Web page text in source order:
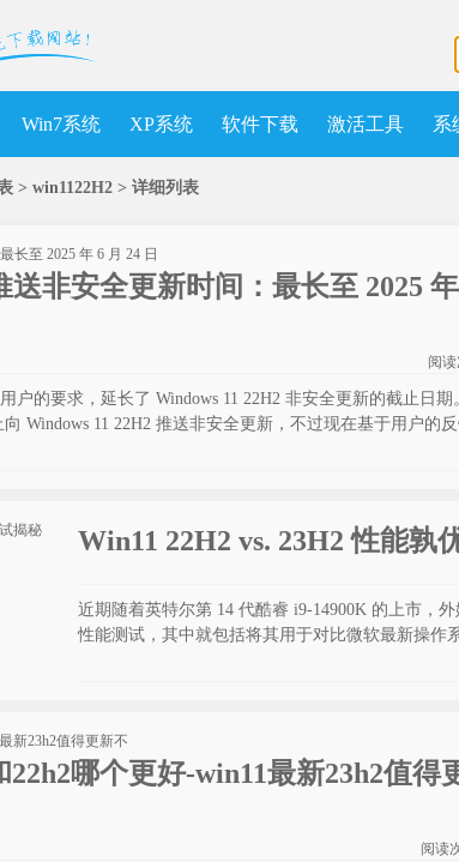
Win7系统 XP系统 软件下载 激活工具 系
> win1122H2 > 详细列表
非安全更新时间：最长至 2025 年
阅读
户的要求，延长了 Windows 11 22H2 非安全更新的截止日期
Windows 11 22H2 推送非安全更新，不过现在基于用户的
Win11 22H2 vs. 23H2 性能孰
近期随着英特尔第 14 代酷睿 i9-14900K 的上市，
性能测试，其中就包括将其用于对比微软最新操作
22h2哪个更好-win11最新23h2值得
阅读